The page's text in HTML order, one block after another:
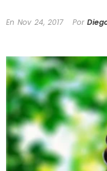
En Nov 24, 2017 Por